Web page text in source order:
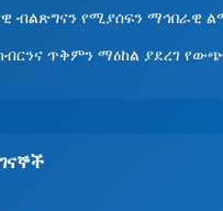
ብልጽግናን የሚያሰፍን ማኅበራዊ
ጥቅምን ማዕከል ያደረገ የውጭ